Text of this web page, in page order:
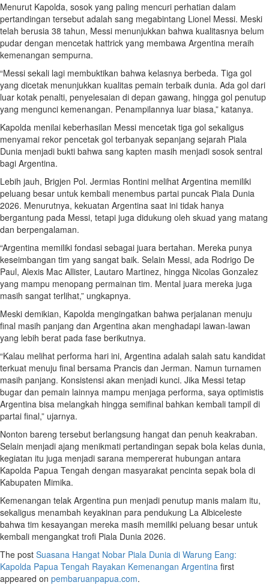
Menurut Kapolda, sosok yang paling mencuri perhatian dalam
pertandingan tersebut adalah sang megabintang Lionel Messi. Meski
telah berusia 38 tahun, Messi menunjukkan bahwa kualitasnya belum
pudar dengan mencetak hattrick yang membawa Argentina meraih
kemenangan sempurna.
“Messi sekali lagi membuktikan bahwa kelasnya berbeda. Tiga gol
yang dicetak menunjukkan kualitas pemain terbaik dunia. Ada gol dari
luar kotak penalti, penyelesaian di depan gawang, hingga gol penutup
yang mengunci kemenangan. Penampilannya luar biasa,” katanya.
Kapolda menilai keberhasilan Messi mencetak tiga gol sekaligus
menyamai rekor pencetak gol terbanyak sepanjang sejarah Piala
Dunia menjadi bukti bahwa sang kapten masih menjadi sosok sentral
bagi Argentina.
Lebih jauh, Brigjen Pol. Jermias Rontini melihat Argentina memiliki
peluang besar untuk kembali menembus partai puncak Piala Dunia
2026. Menurutnya, kekuatan Argentina saat ini tidak hanya
bergantung pada Messi, tetapi juga didukung oleh skuad yang matang
dan berpengalaman.
“Argentina memiliki fondasi sebagai juara bertahan. Mereka punya
keseimbangan tim yang sangat baik. Selain Messi, ada Rodrigo De
Paul, Alexis Mac Allister, Lautaro Martinez, hingga Nicolas Gonzalez
yang mampu menopang permainan tim. Mental juara mereka juga
masih sangat terlihat,” ungkapnya.
Meski demikian, Kapolda mengingatkan bahwa perjalanan menuju
final masih panjang dan Argentina akan menghadapi lawan-lawan
yang lebih berat pada fase berikutnya.
“Kalau melihat performa hari ini, Argentina adalah salah satu kandidat
terkuat menuju final bersama Prancis dan Jerman. Namun turnamen
masih panjang. Konsistensi akan menjadi kunci. Jika Messi tetap
bugar dan pemain lainnya mampu menjaga performa, saya optimistis
Argentina bisa melangkah hingga semifinal bahkan kembali tampil di
partai final,” ujarnya.
Nonton bareng tersebut berlangsung hangat dan penuh keakraban.
Selain menjadi ajang menikmati pertandingan sepak bola kelas dunia,
kegiatan itu juga menjadi sarana mempererat hubungan antara
Kapolda Papua Tengah dengan masyarakat pencinta sepak bola di
Kabupaten Mimika.
Kemenangan telak Argentina pun menjadi penutup manis malam itu,
sekaligus menambah keyakinan para pendukung La Albiceleste
bahwa tim kesayangan mereka masih memiliki peluang besar untuk
kembali mengangkat trofi Piala Dunia 2026.
The post Suasana Hangat Nobar Piala Dunia di Warung Eang:
Kapolda Papua Tengah Rayakan Kemenangan Argentina first
appeared on pembaruanpapua.com.